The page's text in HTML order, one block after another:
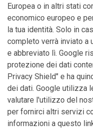
Europea o in altri stati
economico europeo e
la tua identità. Solo in
completo verrà inviato a
e abbreviato lì. Google
protezione dei dati
Privacy Shield" e ha
dei dati. Google utilizza
valutare l'utilizzo del
per fornirci altri servizi
informazioni a questo